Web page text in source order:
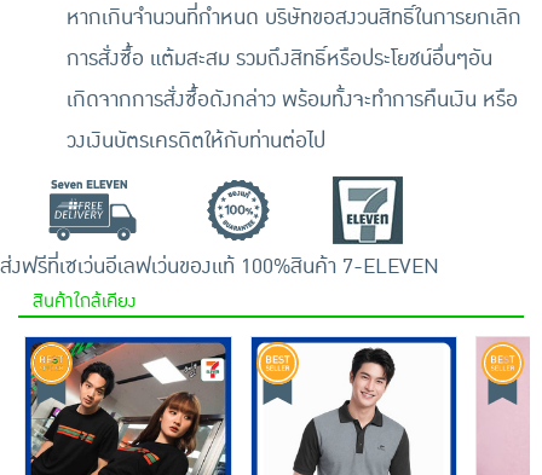
หากเกินจำนวนที่กำหนด บริษัทขอสงวนสิทธิ์ในการยกเลิก
การสั่งซื้อ แต้มสะสม รวมถึงสิทธิ์หรือประโยชน์อื่นๆอัน
เกิดจากการสั่งซื้อดังกล่าว พร้อมทั้งจะทำการคืนเงิน หรือ
วงเงินบัตรเครดิตให้กับท่านต่อไป
ส่งฟรีที่เซเว่นอีเลฟเว่นของแท้ 100%สินค้า 7-ELEVEN
สินค้าใกล้เคียง